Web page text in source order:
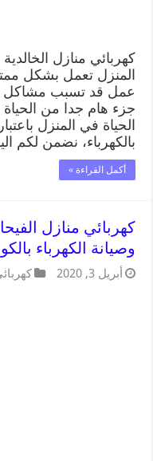
كهربائي منازل
عمل قد تسبب مشاكل
جزء هام جدا من الحياة
الحياة في المنزل
بالكهرباء، نضمن لكم
أكمل القراءة »
وصيانة الكهرباء
أبريل 3, 2020